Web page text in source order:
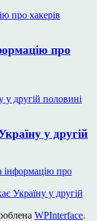
про
у другій
про
Україну у другій
WPInterface.